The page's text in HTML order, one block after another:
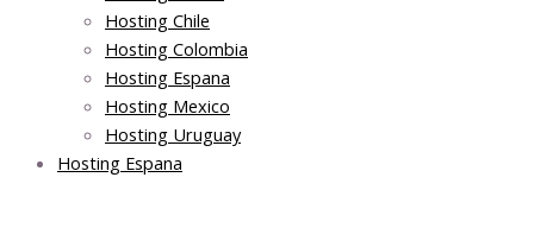
Hosting Chile
Hosting Colombia
Hosting Espana
Hosting Mexico
Hosting Uruguay
Hosting Espana